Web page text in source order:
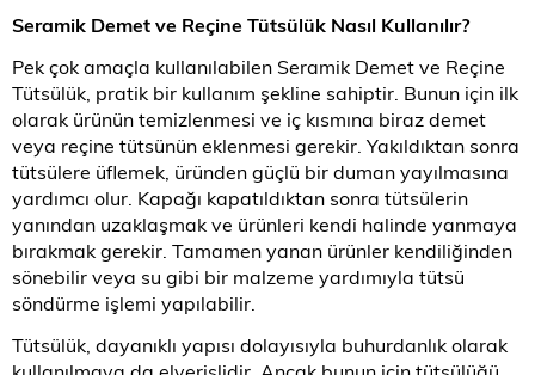
Seramik Demet ve Reçine Tütsülük Nasıl Kullanılır?
Pek çok amaçla kullanılabilen Seramik Demet ve Reçine
Tütsülük, pratik bir kullanım şekline sahiptir. Bunun için ilk
olarak ürünün temizlenmesi ve iç kısmına biraz demet
veya reçine tütsünün eklenmesi gerekir. Yakıldıktan sonra
tütsülere üflemek, üründen güçlü bir duman yayılmasına
yardımcı olur. Kapağı kapatıldıktan sonra tütsülerin
yanından uzaklaşmak ve ürünleri kendi halinde yanmaya
bırakmak gerekir. Tamamen yanan ürünler kendiliğinden
sönebilir veya su gibi bir malzeme yardımıyla tütsü
söndürme işlemi yapılabilir.
Tütsülük, dayanıklı yapısı dolayısıyla buhurdanlık olarak